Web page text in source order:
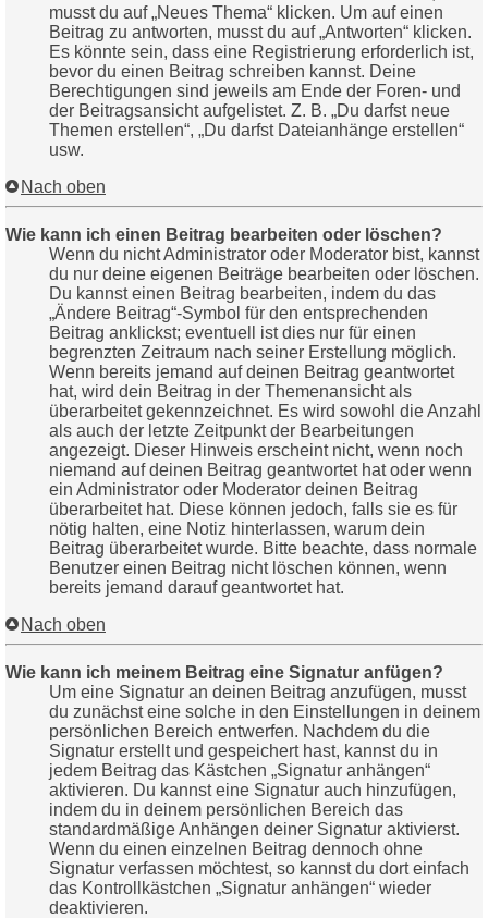
musst du auf „Neues Thema“ klicken. Um auf einen
Beitrag zu antworten, musst du auf „Antworten“ klicken.
Es könnte sein, dass eine Registrierung erforderlich ist,
bevor du einen Beitrag schreiben kannst. Deine
Berechtigungen sind jeweils am Ende der Foren- und
der Beitragsansicht aufgelistet. Z. B. „Du darfst neue
Themen erstellen“, „Du darfst Dateianhänge erstellen“
usw.
Nach oben
Wie kann ich einen Beitrag bearbeiten oder löschen?
Wenn du nicht Administrator oder Moderator bist, kannst
du nur deine eigenen Beiträge bearbeiten oder löschen.
Du kannst einen Beitrag bearbeiten, indem du das
„Ändere Beitrag“-Symbol für den entsprechenden
Beitrag anklickst; eventuell ist dies nur für einen
begrenzten Zeitraum nach seiner Erstellung möglich.
Wenn bereits jemand auf deinen Beitrag geantwortet
hat, wird dein Beitrag in der Themenansicht als
überarbeitet gekennzeichnet. Es wird sowohl die Anzahl
als auch der letzte Zeitpunkt der Bearbeitungen
angezeigt. Dieser Hinweis erscheint nicht, wenn noch
niemand auf deinen Beitrag geantwortet hat oder wenn
ein Administrator oder Moderator deinen Beitrag
überarbeitet hat. Diese können jedoch, falls sie es für
nötig halten, eine Notiz hinterlassen, warum dein
Beitrag überarbeitet wurde. Bitte beachte, dass normale
Benutzer einen Beitrag nicht löschen können, wenn
bereits jemand darauf geantwortet hat.
Nach oben
Wie kann ich meinem Beitrag eine Signatur anfügen?
Um eine Signatur an deinen Beitrag anzufügen, musst
du zunächst eine solche in den Einstellungen in deinem
persönlichen Bereich entwerfen. Nachdem du die
Signatur erstellt und gespeichert hast, kannst du in
jedem Beitrag das Kästchen „Signatur anhängen“
aktivieren. Du kannst eine Signatur auch hinzufügen,
indem du in deinem persönlichen Bereich das
standardmäßige Anhängen deiner Signatur aktivierst.
Wenn du einen einzelnen Beitrag dennoch ohne
Signatur verfassen möchtest, so kannst du dort einfach
das Kontrollkästchen „Signatur anhängen“ wieder
deaktivieren.